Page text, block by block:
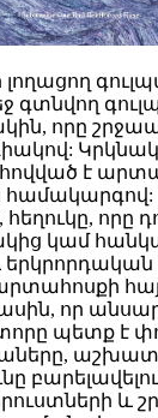
գտնվող
որը
է
հեղուկը, որը
կամ
որ
պետք է
և